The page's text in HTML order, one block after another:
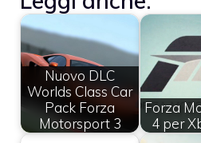
Nuovo DLC
Worlds Class Car
Pack Forza
Motorsport 3
Forza
4 per